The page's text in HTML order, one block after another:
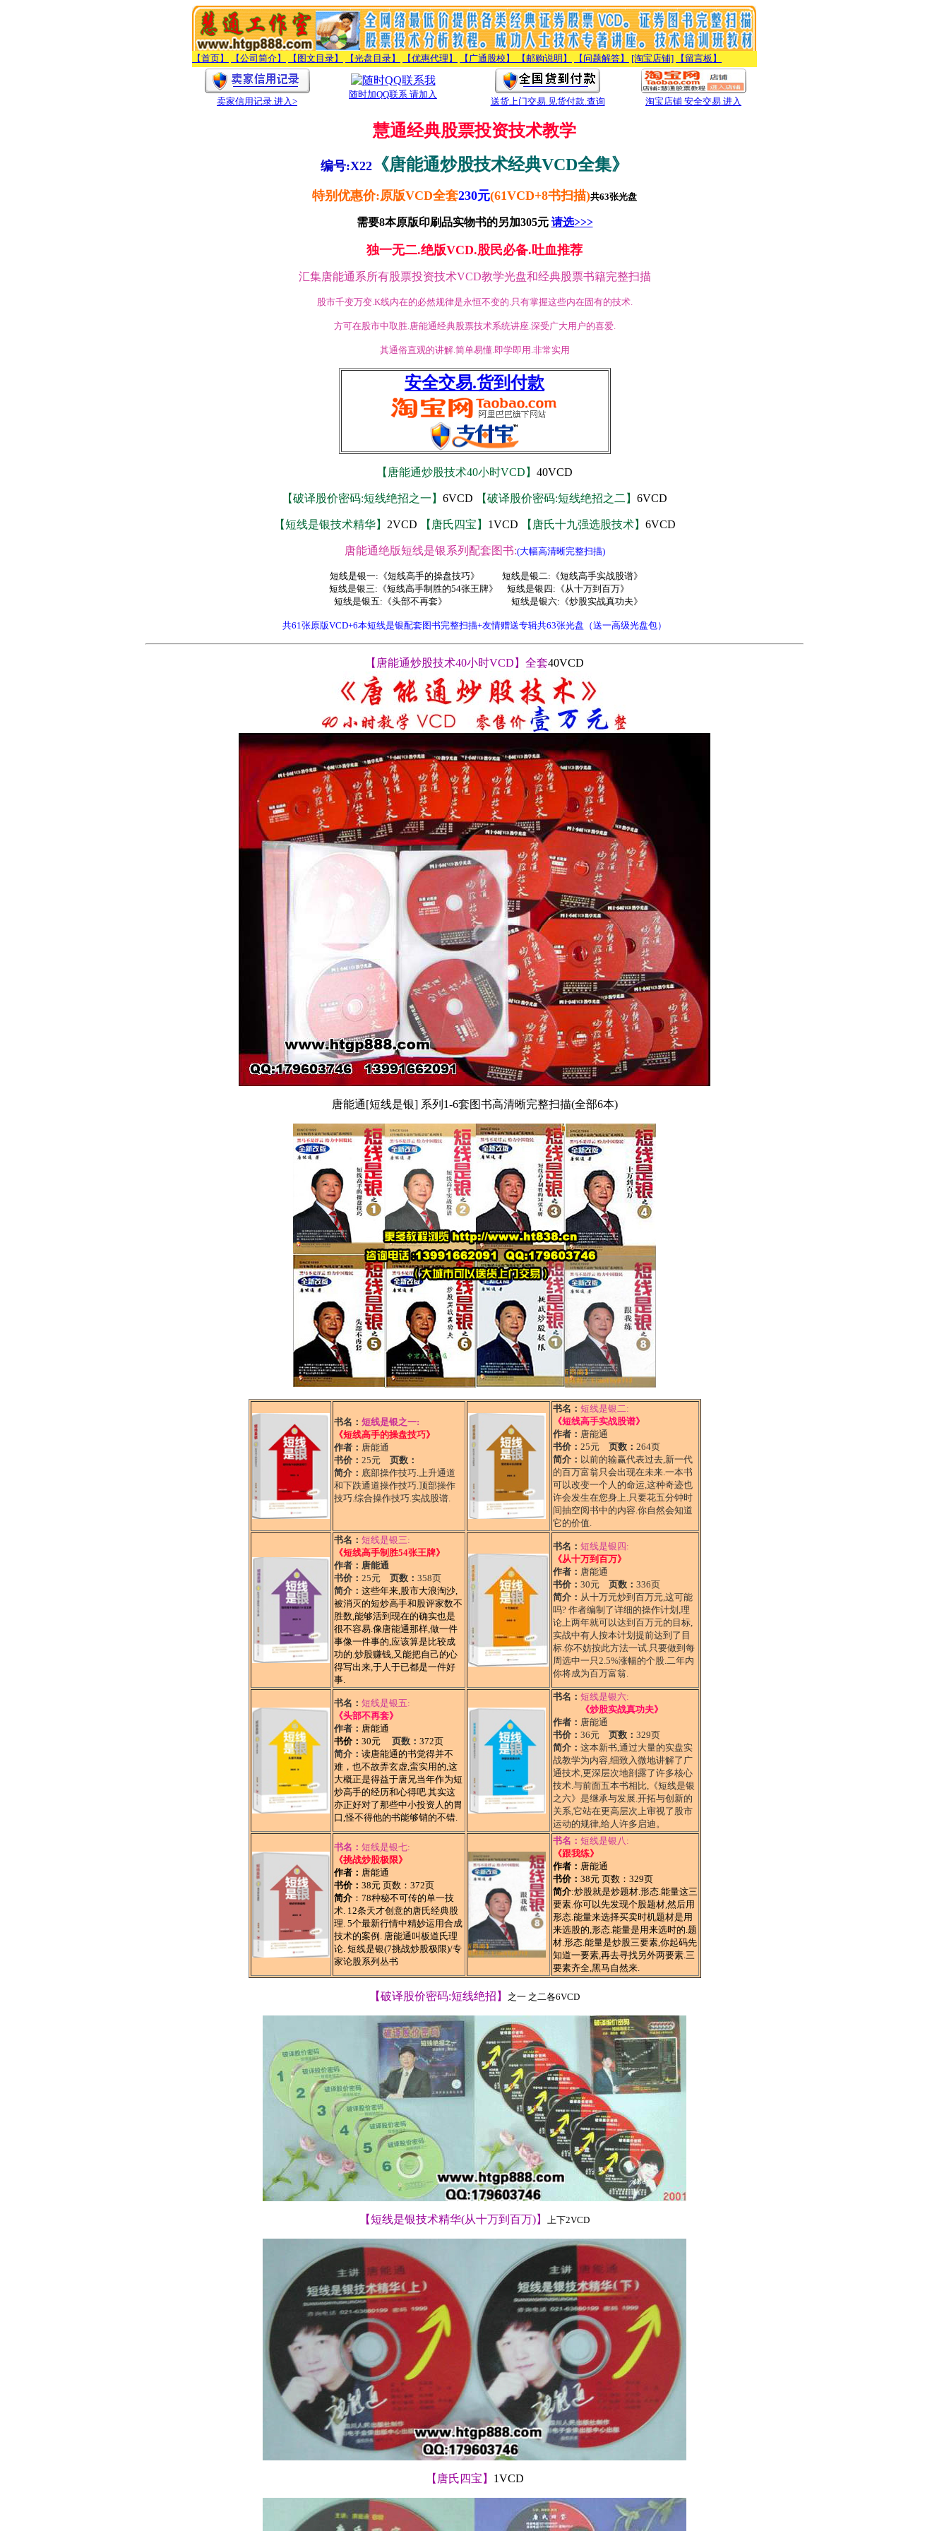
【首页】 【公司简介】 【图文目录】 【光盘目录】 【优惠代理】 【广通股校】 【邮购说明】 【问题解答】 [淘宝店铺] 【留言板】
卖家信用记录.进入>
随时加QQ联系 请加入
送货上门交易.见货付款.查询 淘宝店铺 安全交易.进入
慧通经典股票投资技术教学
编号:X22 《唐能通炒股技术经典VCD全集》
特别优惠价:原版VCD全套230元(61VCD+8书扫描)共63张光盘
需要8本原版印刷品实物书的另加305元 请选>>>
独一无二.绝版VCD.股民必备.吐血推荐
汇集唐能通系所有股票投资技术VCD教学光盘和经典股票书籍完整扫描
股市千变万变.K线内在的必然规律是永恒不变的.只有掌握这些内在固有的技术.
方可在股市中取胜.唐能通经典股票技术系统讲座.深受广大用户的喜爱.
其通俗直观的讲解.简单易懂.即学即用.非常实用
安全交易.货到付款
【唐能通炒股技术40小时VCD】 40VCD
【破译股价密码:短线绝招之一】 6VCD 【破译股价密码:短线绝招之二】 6VCD
【短线是银技术精华】 2VCD 【唐氏四宝】 1VCD 【唐氏十九强选股技术】 6VCD
唐能通绝版短线是银系列配套图书:(大幅高清晰完整扫描)
短线是银一:《短线高手的操盘技巧》 短线是银二:《短线高手实战股谱》
短线是银三:《短线高手制胜的54张王牌》 短线是银四:《从十万到百万》
短线是银五:《头部不再套》 短线是银六:《炒股实战真功夫》
共61张原版VCD+6本短线是银配套图书完整扫描+友情赠送专辑共63张光盘（送一高级光盘包）
【唐能通炒股技术40小时VCD】全套40VCD
唐能通[短线是银] 系列1-6套图书高清晰完整扫描(全部6本)
书名： 短线是银之一:
《短线高手的操盘技巧》
作者： 唐能通
书价： 25元
页数：
简介： 底部操作技巧.上升通道
和下跌通道操作技巧.顶部操作
技巧.综合操作技巧.实战股谱.
书名： 短线是银二:
《短线高手实战股谱》
作者： 唐能通
书价： 25元 页数： 264页
简介： 以前的输赢代表过去,新一代
的百万富翁只会出现在未来.一本书
可以改变一个人的命运,这种奇迹也
许会发生在您身上.只要花五分钟时
间抽空阅书中的内容.你自然会知道
它的价值.
书名： 短线是银三:
《短线高手制胜54张王牌》
作者： 唐能通
书价： 25元 页数： 358页
简介： 这些年来,股市大浪淘沙,
被消灭的短炒高手和股评家数不
胜数,能够活到现在的确实也是
很不容易.像唐能通那样,做一件
事像一件事的,应该算是比较成
功的.炒股赚钱,又能把自己的心
得写出来,于人于已都是一件好
事.
书名： 短线是银四:
《从十万到百万》
作者： 唐能通
书价： 30元 页数： 336页
简介： 从十万元炒到百万元,这可能
吗? 作者编制了详细的操作计划,理
论上两年就可以达到百万元的目标,
实战中有人按本计划提前达到了目
标.你不妨按此方法一试.只要做到每
周选中一只2.5%涨幅的个股.二年内
你将成为百万富翁.
书名： 短线是银五:
《头部不再套》
作者： 唐能通
书价： 30元 页数： 372页
简介： 读唐能通的书觉得并不
难，也不故弄玄虚,蛮实用的,这
大概正是得益于唐兄当年作为短
炒高手的经历和心得吧.其实这
亦正好对了那些中小投资人的胃
口,怪不得他的书能够销的不错.
书名： 短线是银六:
《炒股实战真功夫》
作者： 唐能通
书价： 36元 页数： 329页
简介： 这本新书,通过大量的实盘实
战教学为内容,细致入微地讲解了广
通技术,更深层次地剖露了许多核心
技术.与前面五本书相比,《短线是银
之六》是继承与发展.开拓与创新的
关系,它站在更高层次上审视了股市
运动的规律,给人许多启迪。
书名： 短线是银七:
《挑战炒股极限》
作者： 唐能通
书价： 38元 页数：372页
简介：78种秘不可传的单一技
术. 12条天才创意的唐氏经典股
理. 5个最新行情中精妙运用合成
技术的案例. 唐能通叫板道氏理
论. 短线是银(7挑战炒股极限)/专
家论股系列丛书
书名： 短线是银八:
《跟我练》
作者： 唐能通
书价： 38元 页数：329页
简介:炒股就是炒题材.形态.能量这三
要素.你可以先发现个股题材,然后用
形态.能量来选择买卖时机题材是用
来选股的,形态.能量是用来选时的.题
材.形态.能量是炒股三要素,你起码先
知道一要素,再去寻找另外两要素.三
要素齐全,黑马自然来.
【破译股价密码:短线绝招】 之一 之二各6VCD
【短线是银技术精华(从十万到百万)】 上下2VCD
【唐氏四宝】 1VCD